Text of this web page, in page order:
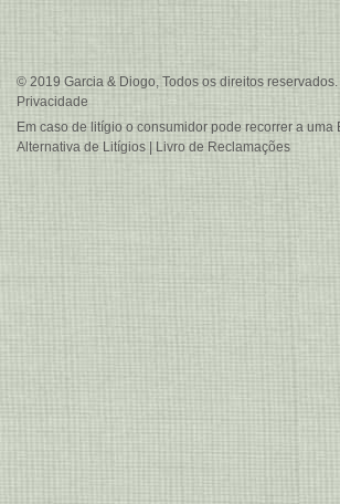
© 2019 Garcia & Diogo, Todos os direitos reservados.
Privacidade
Em caso de litígio o consumidor pode recorrer a uma
Alternativa de Litígios | Livro de Reclamações